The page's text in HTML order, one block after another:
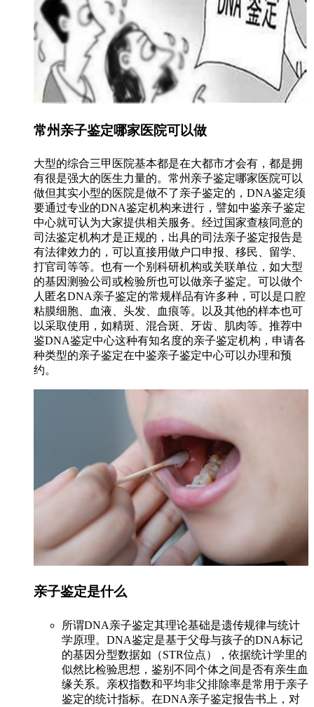
常州亲子鉴定哪家医院可以做
大型的综合三甲医院基本都是在大都市才会有，都是拥
有很是强大的医生力量的。常州亲子鉴定哪家医院可以
做但其实小型的医院是做不了亲子鉴定的，DNA鉴定须
要通过专业的DNA鉴定机构来进行，譬如中鉴亲子鉴定
中心就可认为大家提供相关服务。经过国家查核同意的
司法鉴定机构才是正规的，出具的司法亲子鉴定报告是
有法律效力的，可以直接用做户口申报、移民、留学、
打官司等等。也有一个别科研机构或关联单位，如大型
的基因测验公司或检验所也可以做亲子鉴定。可以做个
人匿名DNA亲子鉴定的常规样品有许多种，可以是口腔
粘膜细胞、血液、头发、血痕等。以及其他的样本也可
以采取使用，如精斑、混合斑、牙齿、肌肉等。推荐中
鉴DNA鉴定中心这种有知名度的亲子鉴定机构，申请各
种类型的亲子鉴定在中鉴亲子鉴定中心可以办理和预
约。
亲子鉴定是什么
所谓DNA亲子鉴定其理论基础是遗传规律与统计
学原理。DNA鉴定是基于父母与孩子的DNA标记
的基因分型数据如（STR位点），依据统计学里的
似然比检验思想，鉴别不同个体之间是否有亲生血
缘关系。亲权指数和平均非父排除率是常用于亲子
鉴定的统计指标。在DNA亲子鉴定报告书上，对